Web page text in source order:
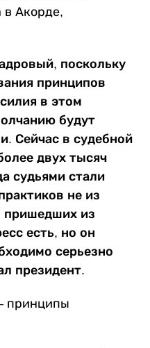
в Акорде,
поскольку
принципов
в этом
будут
Сейчас в судебной
двух тысяч
судьями стали
не из
пришедших из
есть, но он
серьезно
президент.
принципы